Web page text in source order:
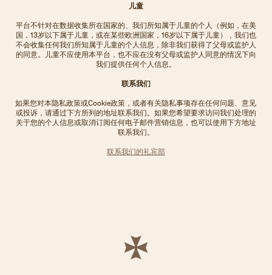
儿童
平台不针对在数据收集所在国家的、我们所知属于儿童的个人（例如，在美
国，13岁以下属于儿童，或在某些欧洲国家，16岁以下属于儿童），我们也
不会收集任何我们所知属于儿童的个人信息，除非我们获得了父母或监护人
的同意。儿童不应使用本平台，也不应在没有父母或监护人同意的情况下向
我们提供任何个人信息。
联系我们
如果您对本隐私政策或Cookie政策，或者有关隐私事项存在任何问题、意见
或投诉，请通过下方所列的地址联系我们。如果您希望要求访问我们处理的
关于您的个人信息或取消订阅任何电子邮件营销信息，也可以使用下方地址
联系我们。
联系我们的礼宾部